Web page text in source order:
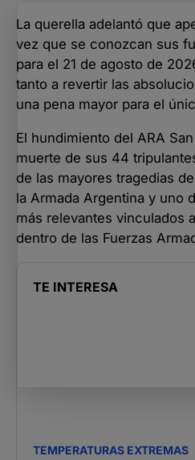
La querella adelantó que
vez que se conozcan sus
para el 21 de agosto de
tanto a revertir las
una pena mayor para el
El hundimiento del ARA
muerte de sus 44
de las mayores tragedias
la Armada Argentina y uno
más relevantes vinculados
dentro de las Fuerzas
TE INTERESA
TEMPERATURAS EXTREMAS